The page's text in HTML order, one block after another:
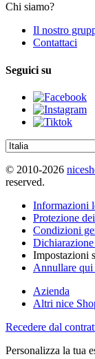
Chi siamo?
Il nostro
Contattaci
Seguici su
© 2010-2026
reserved.
Informazioni
Protezione
Condizioni
Impostazioni
Annullare qui
Azienda
Altri nice
Recedere dal
Personalizza la tua